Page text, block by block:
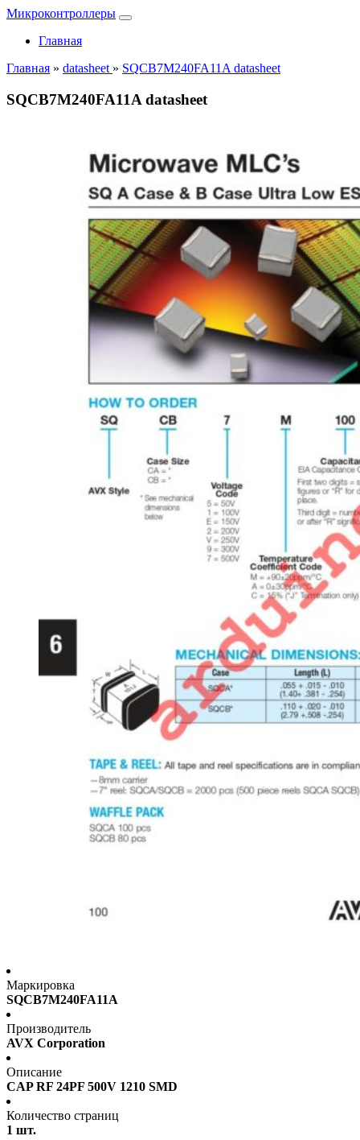
Микроконтроллеры
Главная
Главная » datasheet » SQCB7M240FA11A datasheet
SQCB7M240FA11A datasheet
Маркировка
SQCB7M240FA11A
Производитель
AVX Corporation
Описание
CAP RF 24PF 500V 1210 SMD
Количество страниц
1 шт.